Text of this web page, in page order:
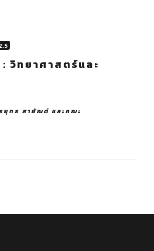
วิทยาศาสตร์และ
ยุทธ สายัณต์ และคณะ